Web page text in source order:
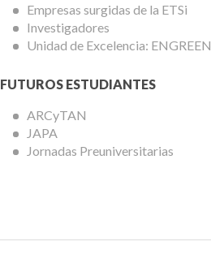
Empresas surgidas de la ETSi
Investigadores
Unidad de Excelencia: ENGREEN
FUTUROS ESTUDIANTES
ARCyTAN
JAPA
Jornadas Preuniversitarias